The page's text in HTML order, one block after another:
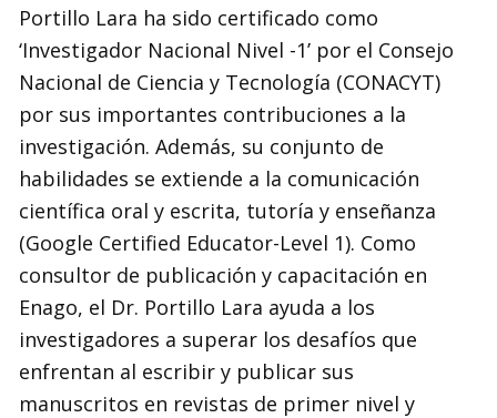
Portillo Lara ha sido certificado como
‘Investigador Nacional Nivel -1’ por el Consejo
Nacional de Ciencia y Tecnología (CONACYT)
por sus importantes contribuciones a la
investigación. Además, su conjunto de
habilidades se extiende a la comunicación
científica oral y escrita, tutoría y enseñanza
(Google Certified Educator-Level 1). Como
consultor de publicación y capacitación en
Enago, el Dr. Portillo Lara ayuda a los
investigadores a superar los desafíos que
enfrentan al escribir y publicar sus
manuscritos en revistas de primer nivel y